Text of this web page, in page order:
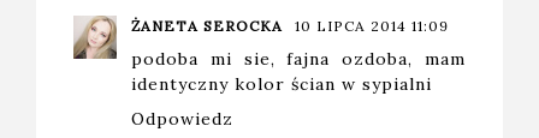
ŻANETA SEROCKA 10 LIPCA 2014 11:09
podoba mi sie, fajna ozdoba, mam
identyczny kolor ścian w sypialni
Odpowiedz